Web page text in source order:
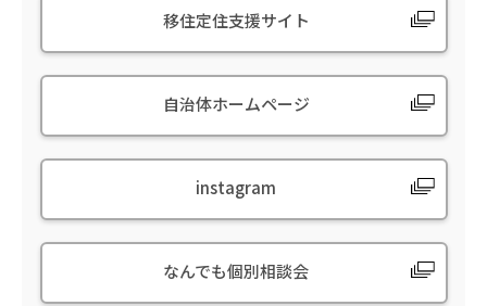
移住定住支援サイト
自治体ホームページ
instagram
なんでも個別相談会